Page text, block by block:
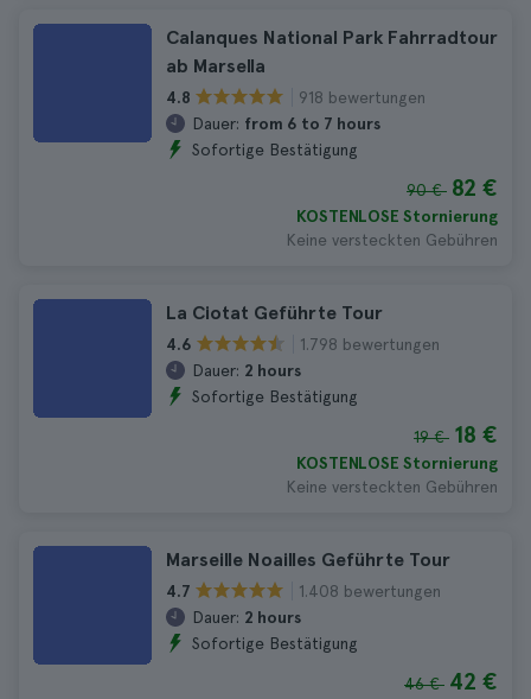
Calanques National Park Fahrradtour
ab Marsella
4.8
918 bewertungen
Dauer: from 6 to 7 hours
Sofortige Bestätigung
90 € 82 €
KOSTENLOSE Stornierung
Keine versteckten Gebühren
La Ciotat Geführte Tour
4.6
1.798 bewertungen
Dauer: 2 hours
Sofortige Bestätigung
19 € 18 €
KOSTENLOSE Stornierung
Keine versteckten Gebühren
Marseille Noailles Geführte Tour
4.7
1.408 bewertungen
Dauer: 2 hours
Sofortige Bestätigung
46 € 42 €